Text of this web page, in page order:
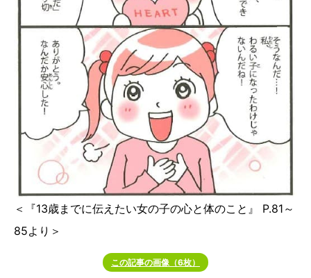
＜『13歳までに伝えたい女の子の心と体のこと』 P.81～
85より＞
この記事の画像（6枚）